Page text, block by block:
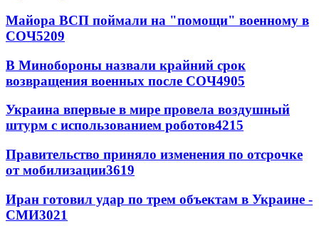
Майора ВСП поймали на "помощи" военному в
СОЧ5209
В Минобороны назвали крайний срок
возвращения военных после СОЧ4905
Украина впервые в мире провела воздушный
штурм с использованием роботов4215
Правительство приняло изменения по отсрочке
от мобилизации3619
Иран готовил удар по трем объектам в Украине -
СМИ3021